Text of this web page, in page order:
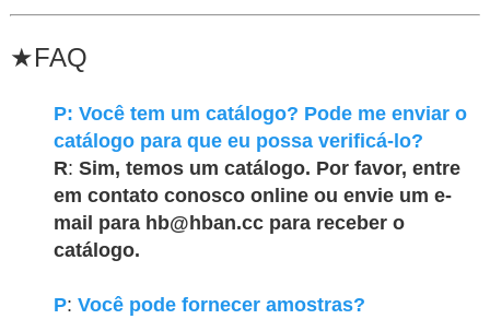
★FAQ
P: Você tem um catálogo? Pode me enviar o
catálogo para que eu possa verificá-lo?
R: Sim, temos um catálogo. Por favor, entre
em contato conosco online ou envie um e-
mail para hb@hban.cc para receber o
catálogo.
P: Você pode fornecer amostras?